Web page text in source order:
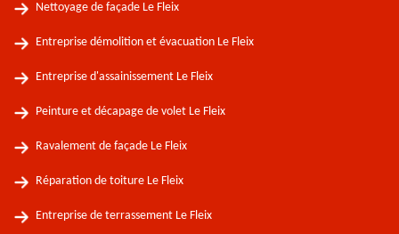
Nettoyage de façade Le Fleix
Entreprise démolition et évacuation Le Fleix
Entreprise d'assainissement Le Fleix
Peinture et décapage de volet Le Fleix
Ravalement de façade Le Fleix
Réparation de toiture Le Fleix
Entreprise de terrassement Le Fleix